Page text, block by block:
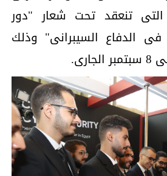
التى تنعقد تحت شعار "دور
فى الدفاع السيبرانى" وذلك